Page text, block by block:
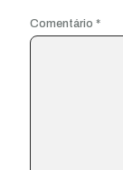
Comentário *